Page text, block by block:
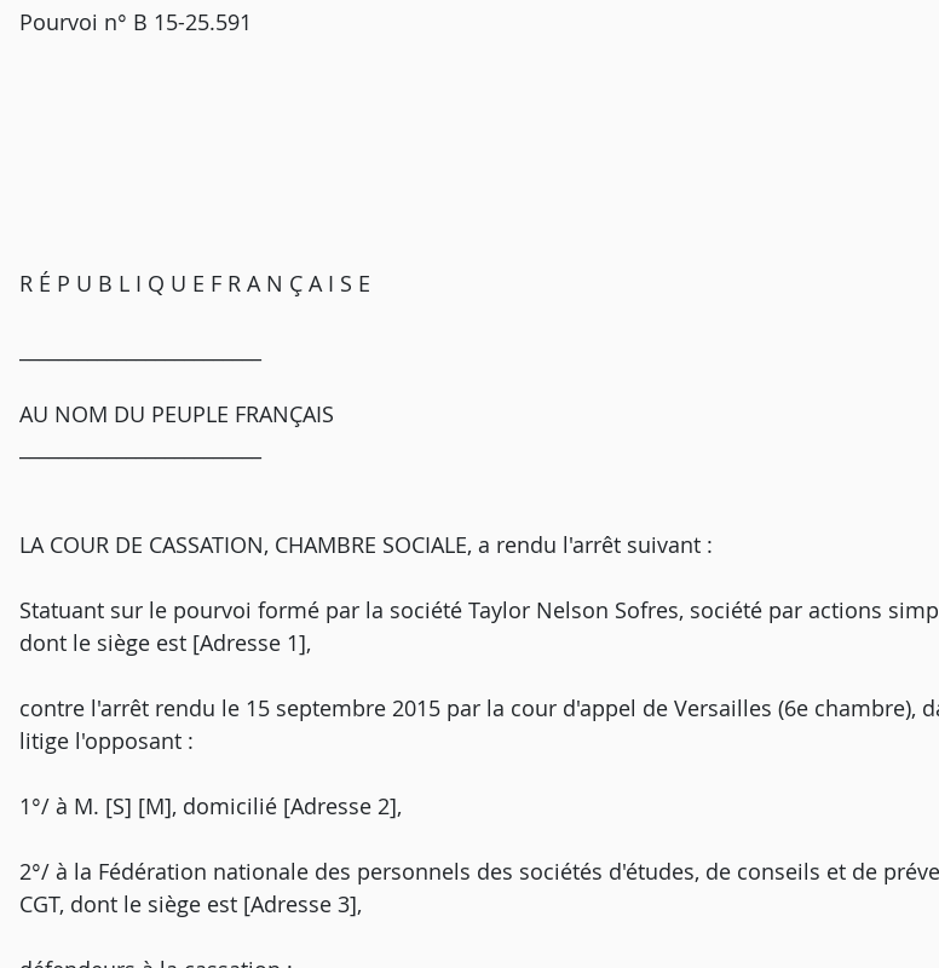
Pourvoi n° B 15-25.591
R É P U B L I Q U E F R A N Ç A I S E
AU NOM DU PEUPLE FRANÇAIS
LA COUR DE CASSATION, CHAMBRE SOCIALE, a rendu l'arrêt suivant :
Statuant sur le pourvoi formé par la société Taylor Nelson Sofres, société par actions
dont le siège est [Adresse 1],
contre l'arrêt rendu le 15 septembre 2015 par la cour d'appel de Versailles (6e chambre),
litige l'opposant :
1°/ à M. [S] [M], domicilié [Adresse 2],
2°/ à la Fédération nationale des personnels des sociétés d'études, de conseils et de
CGT, dont le siège est [Adresse 3],